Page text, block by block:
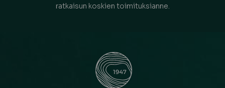
ratkaisun koskien toimituksianne.